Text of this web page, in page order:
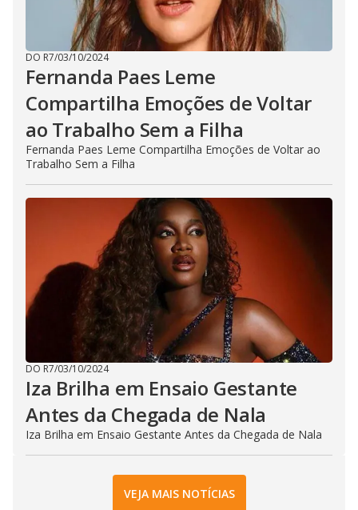
DO R7/03/10/2024
Fernanda Paes Leme
Compartilha Emoções de Voltar
ao Trabalho Sem a Filha
Fernanda Paes Leme Compartilha Emoções de Voltar ao
Trabalho Sem a Filha
DO R7/03/10/2024
Iza Brilha em Ensaio Gestante
Antes da Chegada de Nala
Iza Brilha em Ensaio Gestante Antes da Chegada de Nala
VEJA MAIS NOTÍCIAS